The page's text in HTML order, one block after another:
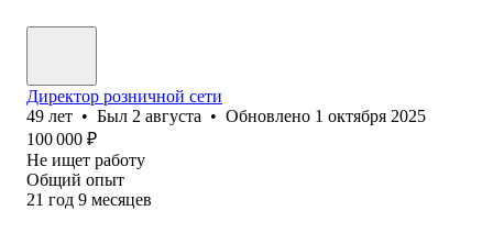
Директор розничной сети
49 лет • Был 2 августа • Обновлено 1 октября 2025
100 000 ₽
Не ищет работу
Общий опыт
21 год 9 месяцев